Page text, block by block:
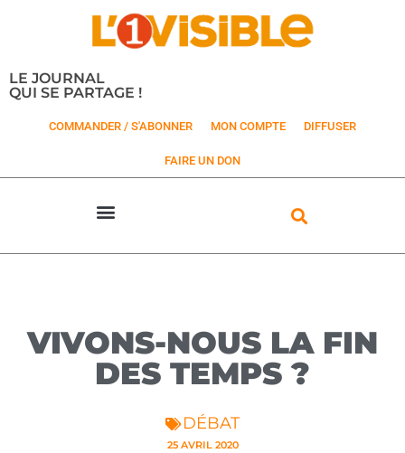
LE JOURNAL
QUI SE PARTAGE !
COMMANDER / S'ABONNER MON COMPTE DIFFUSER
FAIRE UN DON
VIVONS-NOUS LA FIN
DES TEMPS ?
DÉBAT
25 AVRIL 2020